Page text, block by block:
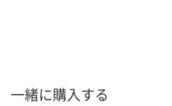
一緒に購入する